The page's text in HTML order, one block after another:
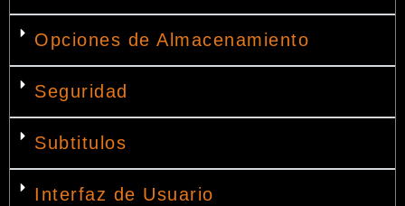
Opciones de Almacenamiento
Seguridad
Subtitulos
Interfaz de Usuario